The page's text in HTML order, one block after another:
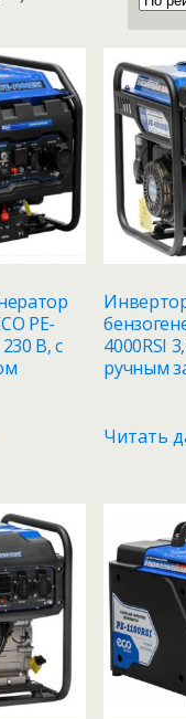
рейтингу
PE-
В, с
4000RSI
ручным
Читать